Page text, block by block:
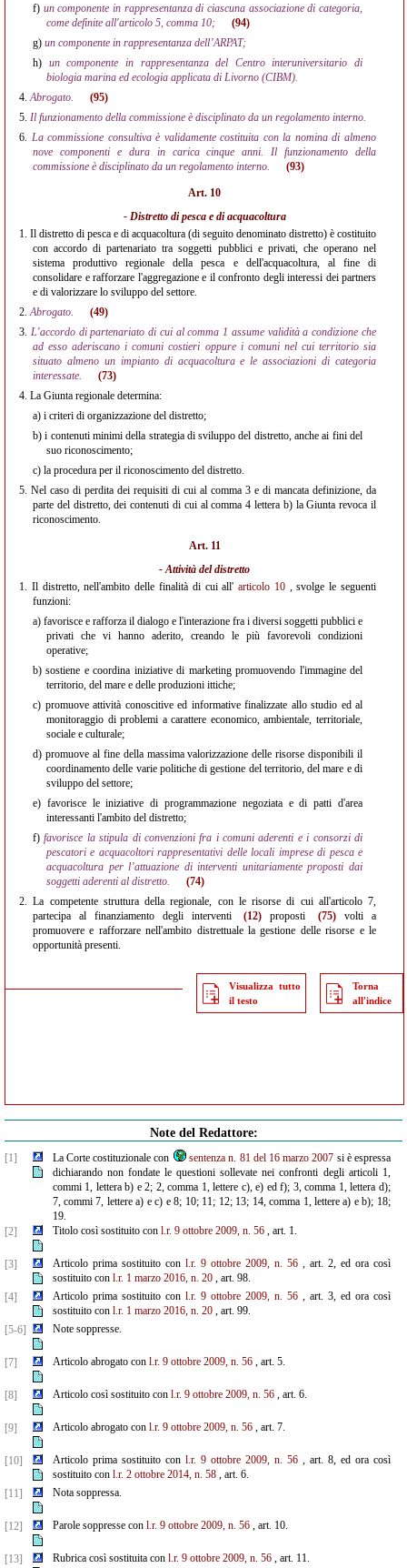
f) un componente in rappresentanza di ciascuna associazione di categoria,
come definite all'articolo 5, comma 10;
(94)
g) un componente in rappresentanza dell’ARPAT;
h) un componente in rappresentanza del Centro interuniversitario di
biologia marina ed ecologia applicata di Livorno (CIBM).
4. Abrogato.
(95)
5. Il funzionamento della commissione è disciplinato da un regolamento interno.
6. La commissione consultiva è validamente costituita con la nomina di almeno
nove componenti e dura in carica cinque anni. Il funzionamento della
commissione è disciplinato da un regolamento interno.
(93)
Art. 10
- Distretto di pesca e di acquacoltura
1. Il distretto di pesca e di acquacoltura (di seguito denominato distretto) è costituito
con accordo di partenariato tra soggetti pubblici e privati, che operano nel
sistema produttivo regionale della pesca e dell'acquacoltura, al fine di
consolidare e rafforzare l'aggregazione e il confronto degli interessi dei partners
e di valorizzare lo sviluppo del settore.
2.Abrogato.
(49)
3. L'accordo di partenariato di cui al comma 1 assume validità a condizione che
ad esso aderiscano i comuni costieri oppure i comuni nel cui territorio sia
situato almeno un impianto di acquacoltura e le associazioni di categoria
interessate.
(73)
4. La Giunta regionale determina:
a) i criteri di organizzazione del distretto;
b) i contenuti minimi della strategia di sviluppo del distretto, anche ai fini del
suo riconoscimento;
c) la procedura per il riconoscimento del distretto.
5. Nel caso di perdita dei requisiti di cui al comma 3 e di mancata definizione, da
parte del distretto, dei contenuti di cui al comma 4 lettera b) la Giunta revoca il
riconoscimento.
Art. 11
- Attività del distretto
1. Il distretto, nell'ambito delle finalità di cui all'articolo 10, svolge le seguenti
funzioni:
a) favorisce e rafforza il dialogo e l'interazione fra i diversi soggetti pubblici e
privati che vi hanno aderito, creando le più favorevoli condizioni
operative;
b) sostiene e coordina iniziative di marketing promuovendo l'immagine del
territorio, del mare e delle produzioni ittiche;
c) promuove attività conoscitive ed informative finalizzate allo studio ed al
monitoraggio di problemi a carattere economico, ambientale, territoriale,
sociale e culturale;
d) promuove al fine della massima valorizzazione delle risorse disponibili il
coordinamento delle varie politiche di gestione del territorio, del mare e di
sviluppo del settore;
e) favorisce le iniziative di programmazione negoziata e di patti d'area
interessanti l'ambito del distretto;
f) favorisce la stipula di convenzioni fra i comuni aderenti e i consorzi di
pescatori e acquacoltori rappresentativi delle locali imprese di pesca e
acquacoltura per l’attuazione di interventi unitariamente proposti dai
soggetti aderenti al distretto.
(74)
2.La competente struttura della regionale, con le risorse di cui all'articolo 7,
partecipa al finanziamento degli interventi
(12) proposti (75) volti a
promuovere e rafforzare nell'ambito distrettuale la gestione delle risorse e le
opportunità presenti.
Visualizza tutto
il testo
Torna
all'indice
Note del Redattore:
[1] La Corte costituzionale con sentenza n. 81 del 16 marzo 2007 si è espressa
dichiarando non fondate le questioni sollevate nei confronti degli articoli 1,
commi 1, lettera b) e 2; 2, comma 1, lettere c), e) ed f); 3, comma 1, lettera d);
7, commi 7, lettere a) e c) e 8; 10; 11; 12; 13; 14, comma 1, lettere a) e b); 18;
19.
[2]
Titolo così sostituito con l.r. 9 ottobre 2009, n. 56, art. 1.
[3] Articolo prima sostituito con l.r. 9 ottobre 2009, n. 56, art. 2, ed ora così
sostituito con l.r. 1 marzo 2016, n. 20, art. 98.
[4]
Articolo prima sostituito con l.r. 9 ottobre 2009, n. 56, art. 3, ed ora così
sostituito con l.r. 1 marzo 2016, n. 20, art. 99.
[5-6]
Note soppresse.
[7] Articolo abrogato con l.r. 9 ottobre 2009, n. 56, art. 5.
[8] Articolo così sostituito con l.r. 9 ottobre 2009, n. 56, art. 6.
[9] Articolo abrogato con l.r. 9 ottobre 2009, n. 56, art. 7.
[10] Articolo prima sostituito con l.r. 9 ottobre 2009, n. 56, art. 8, ed ora così
sostituito con l.r. 2 ottobre 2014, n. 58, art. 6.
[11]
Nota soppressa.
[12] Parole soppresse con l.r. 9 ottobre 2009, n. 56, art. 10.
[13] Rubrica così sostituita con l.r. 9 ottobre 2009, n. 56, art. 11.